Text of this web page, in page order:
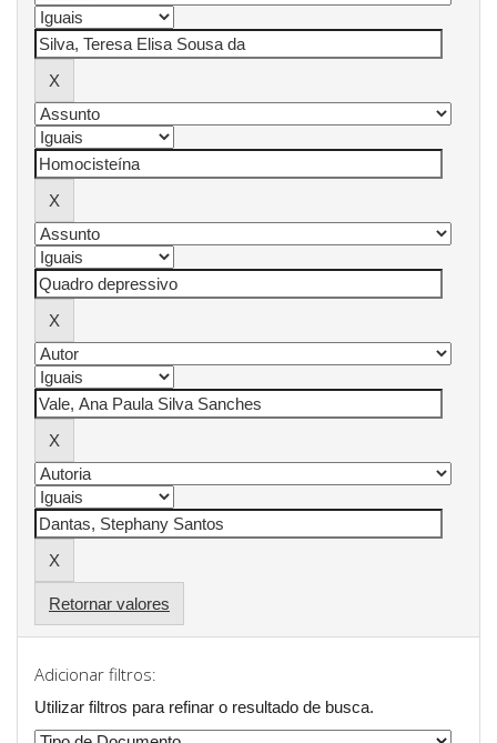
Retornar valores
Adicionar filtros:
Utilizar filtros para refinar o resultado de busca.